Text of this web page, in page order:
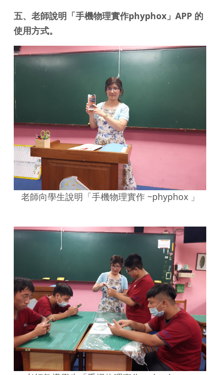
五、老師說明「手機物理實作phyphox」APP 的
使用方式。
老師向學生說明「手機物理實作 ~phyphox 」